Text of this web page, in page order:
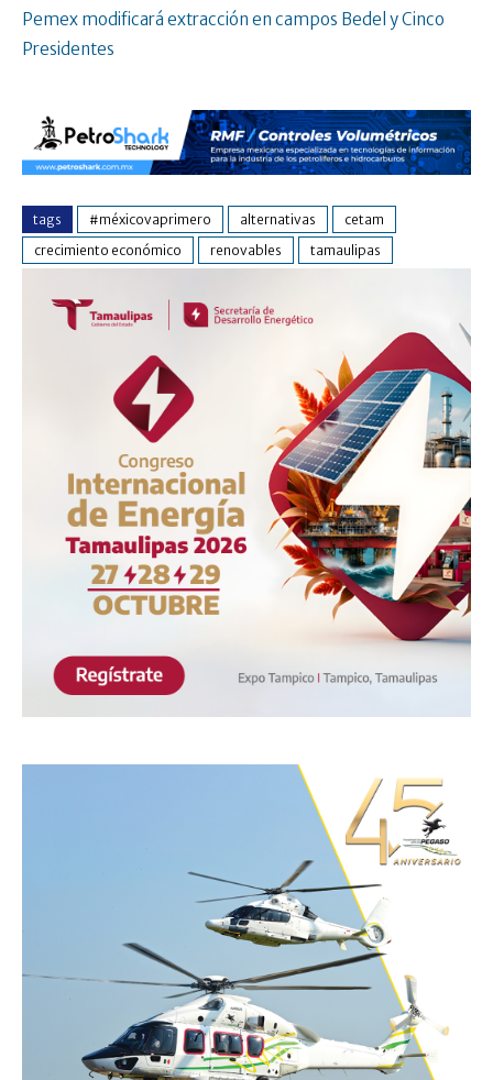
Pemex modificará extracción en campos Bedel y Cinco
Presidentes
tags #méxicovaprimero alternativas
cetam
crecimiento económico
renovables tamaulipas